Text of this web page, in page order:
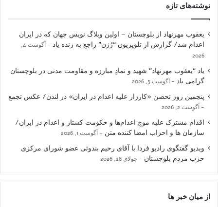
نوشته‌های تازه
یعقوب مهرنهاد از بلوچستان – اولین وبلاگ نویس جهان که در ایران
اعدام شد/ گزارش از تلویزیون “رُژن” راجع به زنده یاد
آگوست 4,
2026
یاد “یعقوب مهرنهاد” شهید و نمادِ مبارزه و مقاومت مدنی در بلوچستان
گرامی باد
آگوست 3, 2026
پنجمین روز تحصن «کارزار علیه اعدام در ایران» در لندن/ عکس تجمع
آگوست 2, 2026
اقدام مشترک علیه موج اعدام‌ها و حکومت کشتار و اعدام در ایران/
سازمان ها و احزاب امضا کننده متن
آگوست 1, 2026
ویدیو گفتگوی رادیو فردا با آقای رحیم بندوئی عضو شورای مرکزی
حزب مردم بلوچستان
جولای 28, 2026
از میان خبر ها